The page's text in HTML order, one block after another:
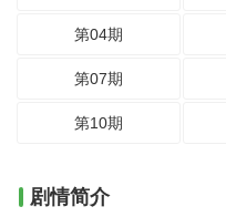
第04期
第07期
第10期
剧情简介